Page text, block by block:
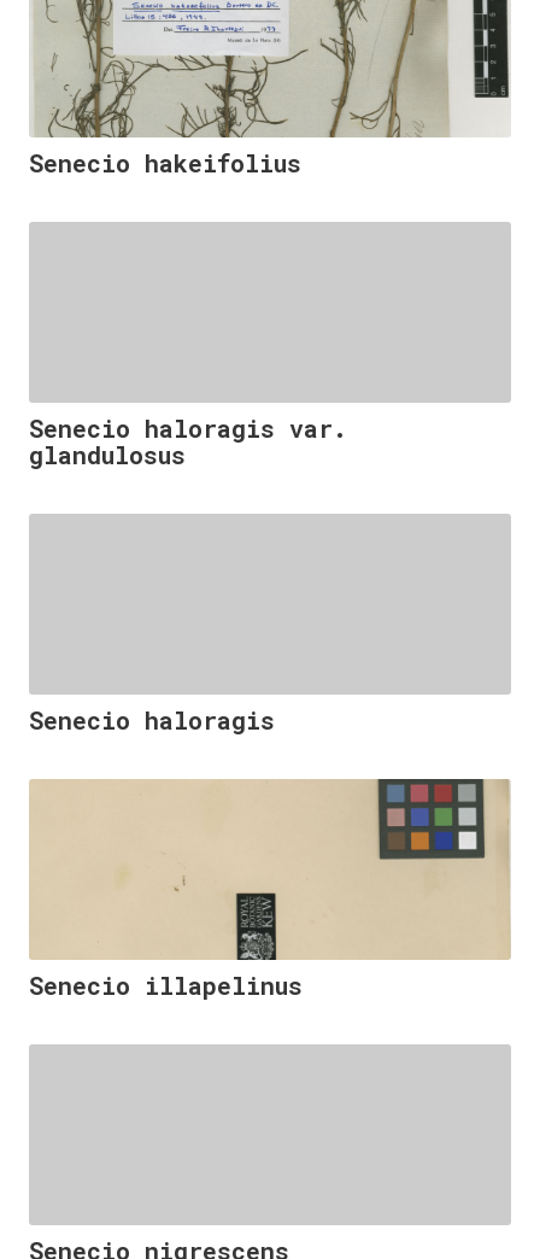
Senecio hakeifolius
Senecio haloragis var.
glandulosus
Senecio haloragis
Senecio illapelinus
Senecio nigrescens